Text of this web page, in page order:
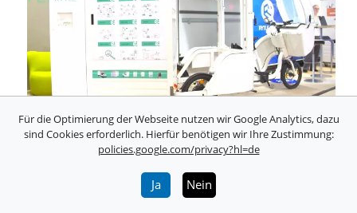
Vernetztes Logistikkonzept letzte Meile
Für die Optimierung der Webseite nutzen wir Google Analytics, dazu
sind Cookies erforderlich. Hierfür benötigen wir Ihre Zustimmung:
policies.google.com/privacy?hl=de
Ja Nein